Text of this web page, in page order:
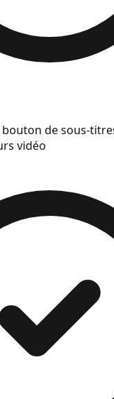
de sous-
vidéo